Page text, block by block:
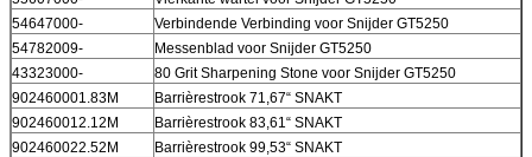
54647000-
Verbindende Verbinding voor Snijder GT5250
54782009-
Messenblad voor Snijder GT5250
43323000-
80 Grit Sharpening Stone voor Snijder GT5250
902460001.83M
Barrièrestrook 71,67“ SNAKT
902460012.12M
Barrièrestrook 83,61“ SNAKT
902460022.52M
Barrièrestrook 99,53“ SNAKT